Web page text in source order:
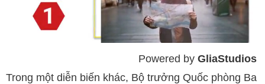
Powered by GliaStudios
Trong một diễn biến khác, Bộ trưởng Quốc phòng Ba